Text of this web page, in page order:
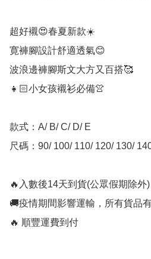
超好襯😍春夏新款☀️
寛褲腳設計舒適透氣😊
波浪邊褲腳斯文大方又百搭🥰
👧🏻小女孩襯衫必備👚
款式：A/ B/ C/ D/ E
尺碼：90/ 100/ 110/ 120/ 130/
🔥入數後14天到貨(公眾假期除外)
🚚疫情期間影響運輸，所有貨品
🔥 順豐運費到付